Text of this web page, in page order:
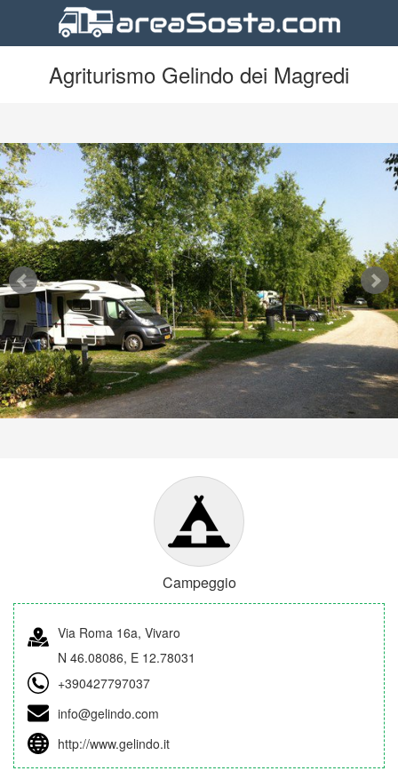
Agriturismo Gelindo dei Magredi
Campeggio
Via Roma 16a, Vivaro
N 46.08086, E 12.78031
+390427797037
info@gelindo.com
http://www.gelindo.it